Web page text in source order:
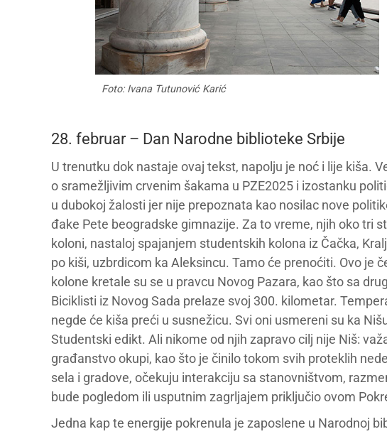
Foto: Ivana Tutunović Karić
28. februar – Dan Narodne biblioteke Srbije
U trenutku dok nastaje ovaj tekst, napolju je noć i lije kiša.
o sramežljivim crvenim šakama u PZE2025 i izostanku
u dubokoj žalosti jer nije prepoznata kao nosilac nove
đake Pete beogradske gimnazije. Za to vreme, njih oko tri
koloni, nastaloj spajanjem studentskih kolona iz Čačka,
po kiši, uzbrdicom ka Aleksincu. Tamo će prenoćiti. Ovo je
kolone kretale su se u pravcu Novog Pazara, kao što sa
Biciklisti iz Novog Sada prelaze svoj 300. kilometar.
negde će kiša preći u susnežicu. Svi oni usmereni su ka
Studentski edikt. Ali nikome od njih zapravo cilj nije Niš:
građanstvo okupi, kao što je činilo tokom svih proteklih
sela i gradove, očekuju interakciju sa stanovništvom,
bude pogledom ili usputnim zagrljajem priključio ovom
Jedna kap te energije pokrenula je zaposlene u Narodnoj